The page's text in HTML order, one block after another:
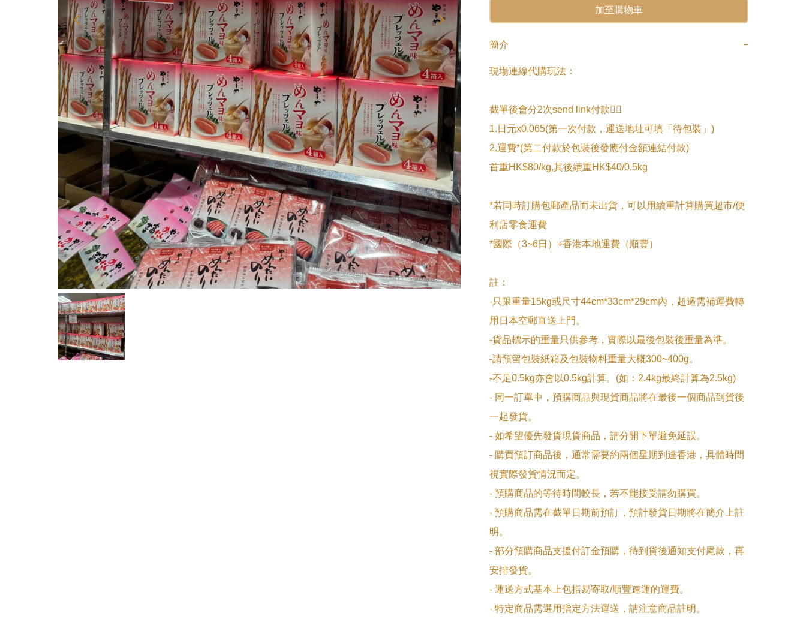
加至購物車
簡介 −
現場連線代購玩法：
截單後會分2次send link付款👇🏻
1.日元x0.065(第一次付款，運送地址可填「待包裝」)
2.運費*(第二付款於包裝後發應付金額連結付款)
首重HK$80/kg,其後續重HK$40/0.5kg
*若同時訂購包郵產品而未出貨，可以用續重計算購買超市/便
利店零食運費
*國際（3~6日）+香港本地運費（順豐）
註：
-只限重量15kg或尺寸44cm*33cm*29cm內，超過需補運費轉
用日本空郵直送上門。
-貨品標示的重量只供參考，實際以最後包裝後重量為準。
-請預留包裝紙箱及包裝物料重量大概300~400g。
-不足0.5kg亦會以0.5kg計算。(如：2.4kg最終計算為2.5kg)
- 同一訂單中，預購商品與現貨商品將在最後一個商品到貨後
一起發貨。
- 如希望優先發貨現貨商品，請分開下單避免延誤。
- 購買預訂商品後，通常需要約兩個星期到達香港，具體時間
視實際發貨情況而定。
- 預購商品的等待時間較長，若不能接受請勿購買。
- 預購商品需在截單日期前預訂，預計發貨日期將在簡介上註
明。
- 部分預購商品支援付訂金預購，待到貨後通知支付尾款，再
安排發貨。
- 運送方式基本上包括易寄取/順豐速運的運費。
- 特定商品需選用指定方法運送，請注意商品註明。